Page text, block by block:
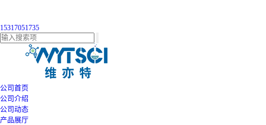
15317051735
公司首页
公司介绍
公司动态
产品展厅